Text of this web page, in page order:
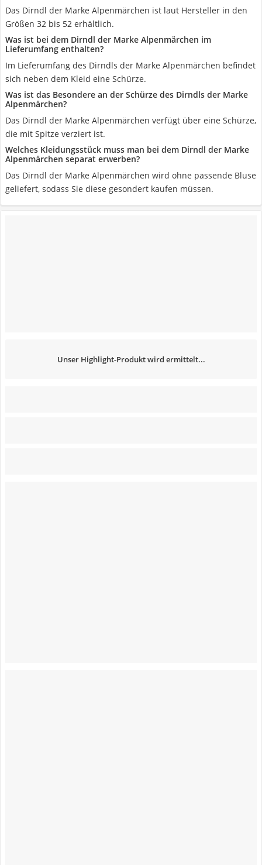
Das Dirndl der Marke Alpenmärchen ist laut Hersteller in den
Größen 32 bis 52 erhältlich.
Was ist bei dem Dirndl der Marke Alpenmärchen im
Lieferumfang enthalten?
Im Lieferumfang des Dirndls der Marke Alpenmärchen befindet
sich neben dem Kleid eine Schürze.
Was ist das Besondere an der Schürze des Dirndls der Marke
Alpenmärchen?
Das Dirndl der Marke Alpenmärchen verfügt über eine Schürze,
die mit Spitze verziert ist.
Welches Kleidungsstück muss man bei dem Dirndl der Marke
Alpenmärchen separat erwerben?
Das Dirndl der Marke Alpenmärchen wird ohne passende Bluse
geliefert, sodass Sie diese gesondert kaufen müssen.
Unser Highlight-Produkt wird ermittelt...